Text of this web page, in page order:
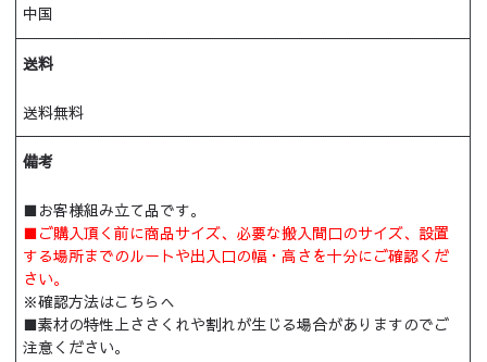
中国
送料
送料無料
備考
■お客様組み立て品です。
■ご購入頂く前に商品サイズ、必要な搬入間口のサイズ、設置
する場所までのルートや出入口の幅・高さを十分にご確認くだ
さい。
※確認方法はこちらへ
■素材の特性上ささくれや割れが生じる場合がありますのでご
注意ください。